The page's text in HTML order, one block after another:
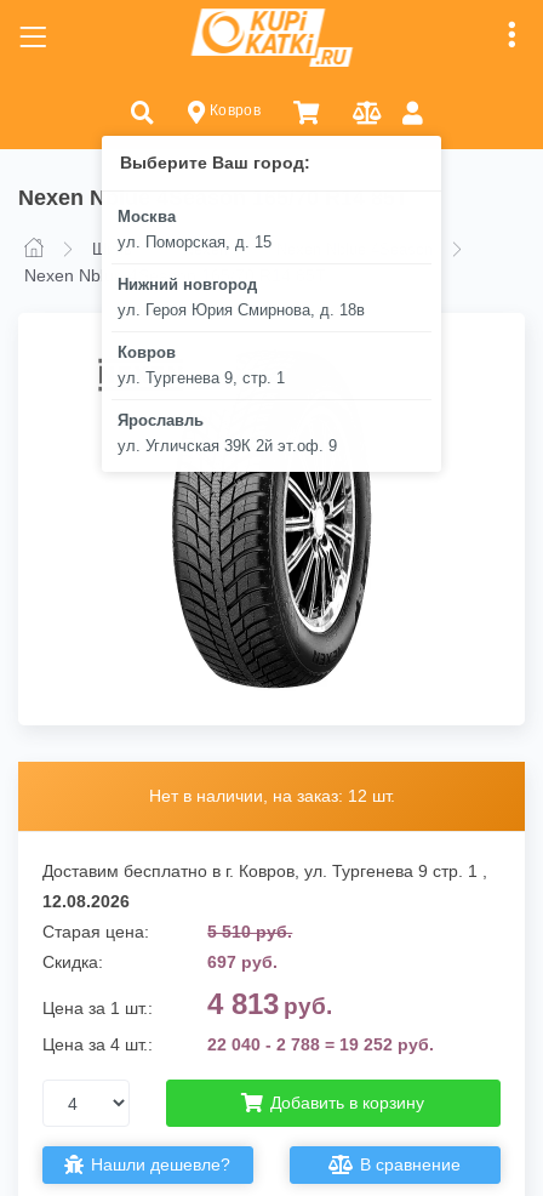
Ковров
Выберите Ваш город:
Москва
ул. Поморская, д. 15
Нижний новгород
ул. Героя Юрия Смирнова, д. 18в
Ковров
ул. Тургенева 9, стр. 1
Ярославль
ул. Угличская 39К 2й эт.оф. 9
Nexen Nblue 4Season 165/70 R14 85T
Шины Nexen
Nexen Nblue 4Season 165/70 R14 85T
Нет в наличии, на заказ: 12 шт.
Доставим бесплатно в г. Ковров, ул. Тургенева 9 стр. 1
12.08.2026
Старая цена:
5 510 руб.
Скидка:
697 руб.
Цена за 1 шт.: 4 813 руб.
Цена за 4 шт.: 22 040 - 2 788 = 19 252 руб.
Добавить в корзину
Нашли дешевле? В сравнение